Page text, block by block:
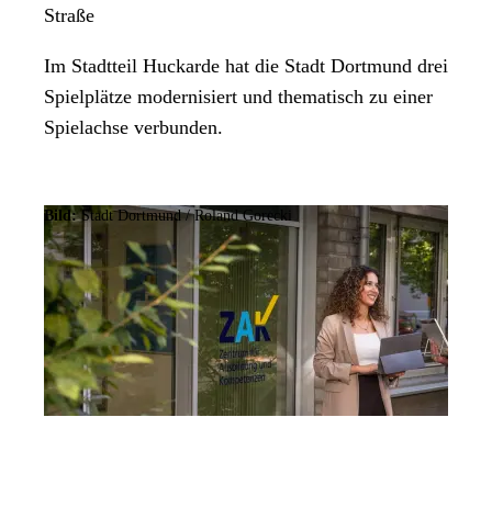
Straße
Im Stadtteil Huckarde hat die Stadt Dortmund drei
Spielplätze modernisiert und thematisch zu einer
Spielachse verbunden.
Bild:Stadt Dortmund / Roland Gorecki